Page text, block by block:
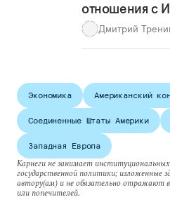
отношения с
Дмитрий
Экономика Американский
Соединенные Штаты Америки
Западная Европа
Карнеги не занимает
государственной политики; изложенные
автору(ам) и не обязательно отражают
или попечителей.